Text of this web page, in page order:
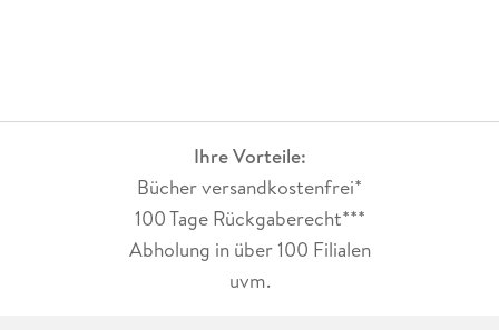
Ihre Vorteile:
Bücher versandkostenfrei*
100 Tage Rückgaberecht***
Abholung in über 100 Filialen
uvm.